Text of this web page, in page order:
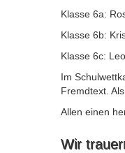
Klasse 6a:
Klasse 6b:
Klasse 6c:
Im
Fremdtext.
Allen einen
Wir